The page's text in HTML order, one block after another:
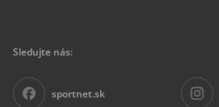
Sledujte nás:
sportnet.sk